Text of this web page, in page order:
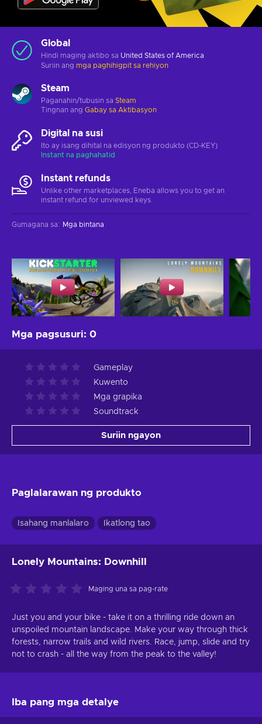
Global
Hindi maging aktibo sa United States of America
Suriin ang mga paghihigpit sa rehiyon
Steam
Paganahin/tubusin sa Steam
Tingnan ang Gabay sa Aktibasyon
Digital na susi
Ito ay isang dihital na edisyon ng produkto (CD-KEY)
Instant na paghahatid
Instant refunds
Unlike other marketplaces, Eneba allows you to get an
instant refund for unviewed keys.
Gumagana sa: Mga bintana
Mga pagsusuri: 0
Gameplay
Kuwento
Mga grapika
Soundtrack
Suriin ngayon
Paglalarawan ng produkto
Isahang manlalaro Ikatlong tao
Lonely Mountains: Downhill
Maging una sa pag-rate
Just you and your bike - take it on a thrilling ride down an
unspoiled mountain landscape. Make your way through thick
forests, narrow trails and wild rivers. Race, jump, slide and try
not to crash - all the way from the peak to the valley!
Iba pang mga detalye